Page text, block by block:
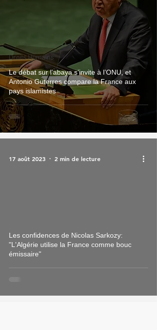
Le débat sur l’abaya s’invite à l’ONU, et
Antonio Guterres compare la France aux
pays islamistes
Droits Humains
Les confidences de Nicolas Sarkozy:
"L'Algérie utilise la France comme bouc
émissaire"
17 août 2023 2 min de lecture